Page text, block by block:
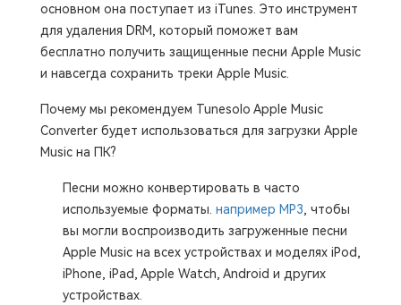
основном она поступает из iTunes. Это инструмент
для удаления DRM, который поможет вам
бесплатно получить защищенные песни Apple Music
и навсегда сохранить треки Apple Music.
Почему мы рекомендуем Tunesolo Apple Music
Converter будет использоваться для загрузки Apple
Music на ПК?
Песни можно конвертировать в часто
используемые форматы. например MP3, чтобы
вы могли воспроизводить загруженные песни
Apple Music на всех устройствах и моделях iPod,
iPhone, iPad, Apple Watch, Android и других
устройствах.